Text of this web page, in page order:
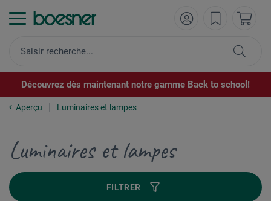
Découvrez dès maintenant notre gamme Back to school!
Aperçu Luminaires et lampes
Luminaires et lampes
FILTRER